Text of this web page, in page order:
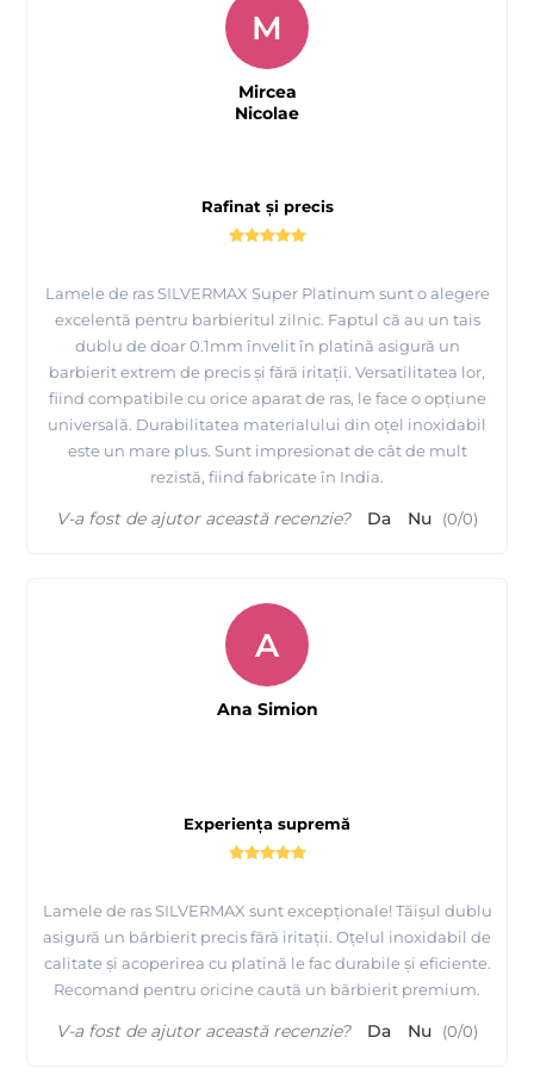
Rafinat și precis
Lamele de ras SILVERMAX Super Platinum sunt o alegere
excelentă pentru barbieritul zilnic. Faptul că au un tais
dublu de doar 0.1mm învelit în platină asigură un
barbierit extrem de precis și fără iritații. Versatilitatea lor,
fiind compatibile cu orice aparat de ras, le face o opțiune
universală. Durabilitatea materialului din oțel inoxidabil
este un mare plus. Sunt impresionat de cât de mult
rezistă, fiind fabricate în India.
M
Mircea
Nicolae
V-a fost de ajutor această recenzie? Da Nu (0/0)
Experiența supremă
Lamele de ras SILVERMAX sunt excepționale! Tăișul dublu
asigură un bărbierit precis fără iritații. Oțelul inoxidabil de
calitate și acoperirea cu platină le fac durabile și eficiente.
Recomand pentru oricine caută un bărbierit premium.
A
Ana Simion
V-a fost de ajutor această recenzie? Da Nu (0/0)